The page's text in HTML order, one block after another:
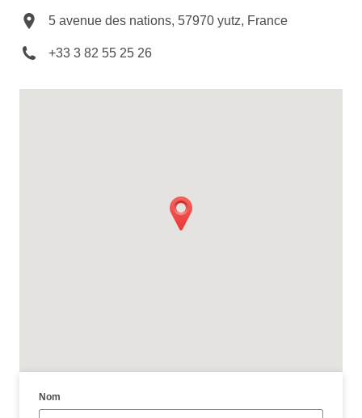
5 avenue des nations, 57970 yutz, France
+33 3 82 55 25 26
Nom